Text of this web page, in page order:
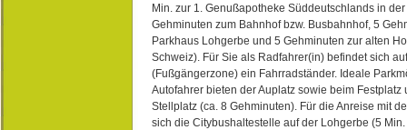
Min. zur 1. Genußapotheke Süddeutschlands in
Gehminuten zum Bahnhof bzw. Busbahnhof, 5
Parkhaus Lohgerbe und 5 Gehminuten zur alten
Schweiz). Für Sie als Radfahrer(in) befindet sich
(Fußgängerzone) ein Fahrradständer. Ideale
Autofahrer bieten der Auplatz sowie beim Festplatz
Stellplatz (ca. 8 Gehminuten). Für die Anreise mit
sich die Citybushaltestelle auf der Lohgerbe (5